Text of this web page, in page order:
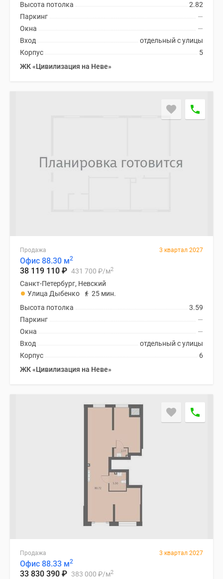
2.82
Высота потолка
—
Паркинг
—
Окна
отдельный с улицы
Вход
5
Корпус
ЖК «Цивилизация на Неве»
Продажа 3 квартал 2027
Офис 88.30 м2
38 119 110 ₽ 431 700 ₽/м2
Санкт-Петербург, Невский
Улица Дыбенко
25 мин.
3.59
Высота потолка
—
Паркинг
—
Окна
отдельный с улицы
Вход
6
Корпус
ЖК «Цивилизация на Неве»
Продажа 3 квартал 2027
Офис 88.33 м2
33 830 390 ₽ 383 000 ₽/м2